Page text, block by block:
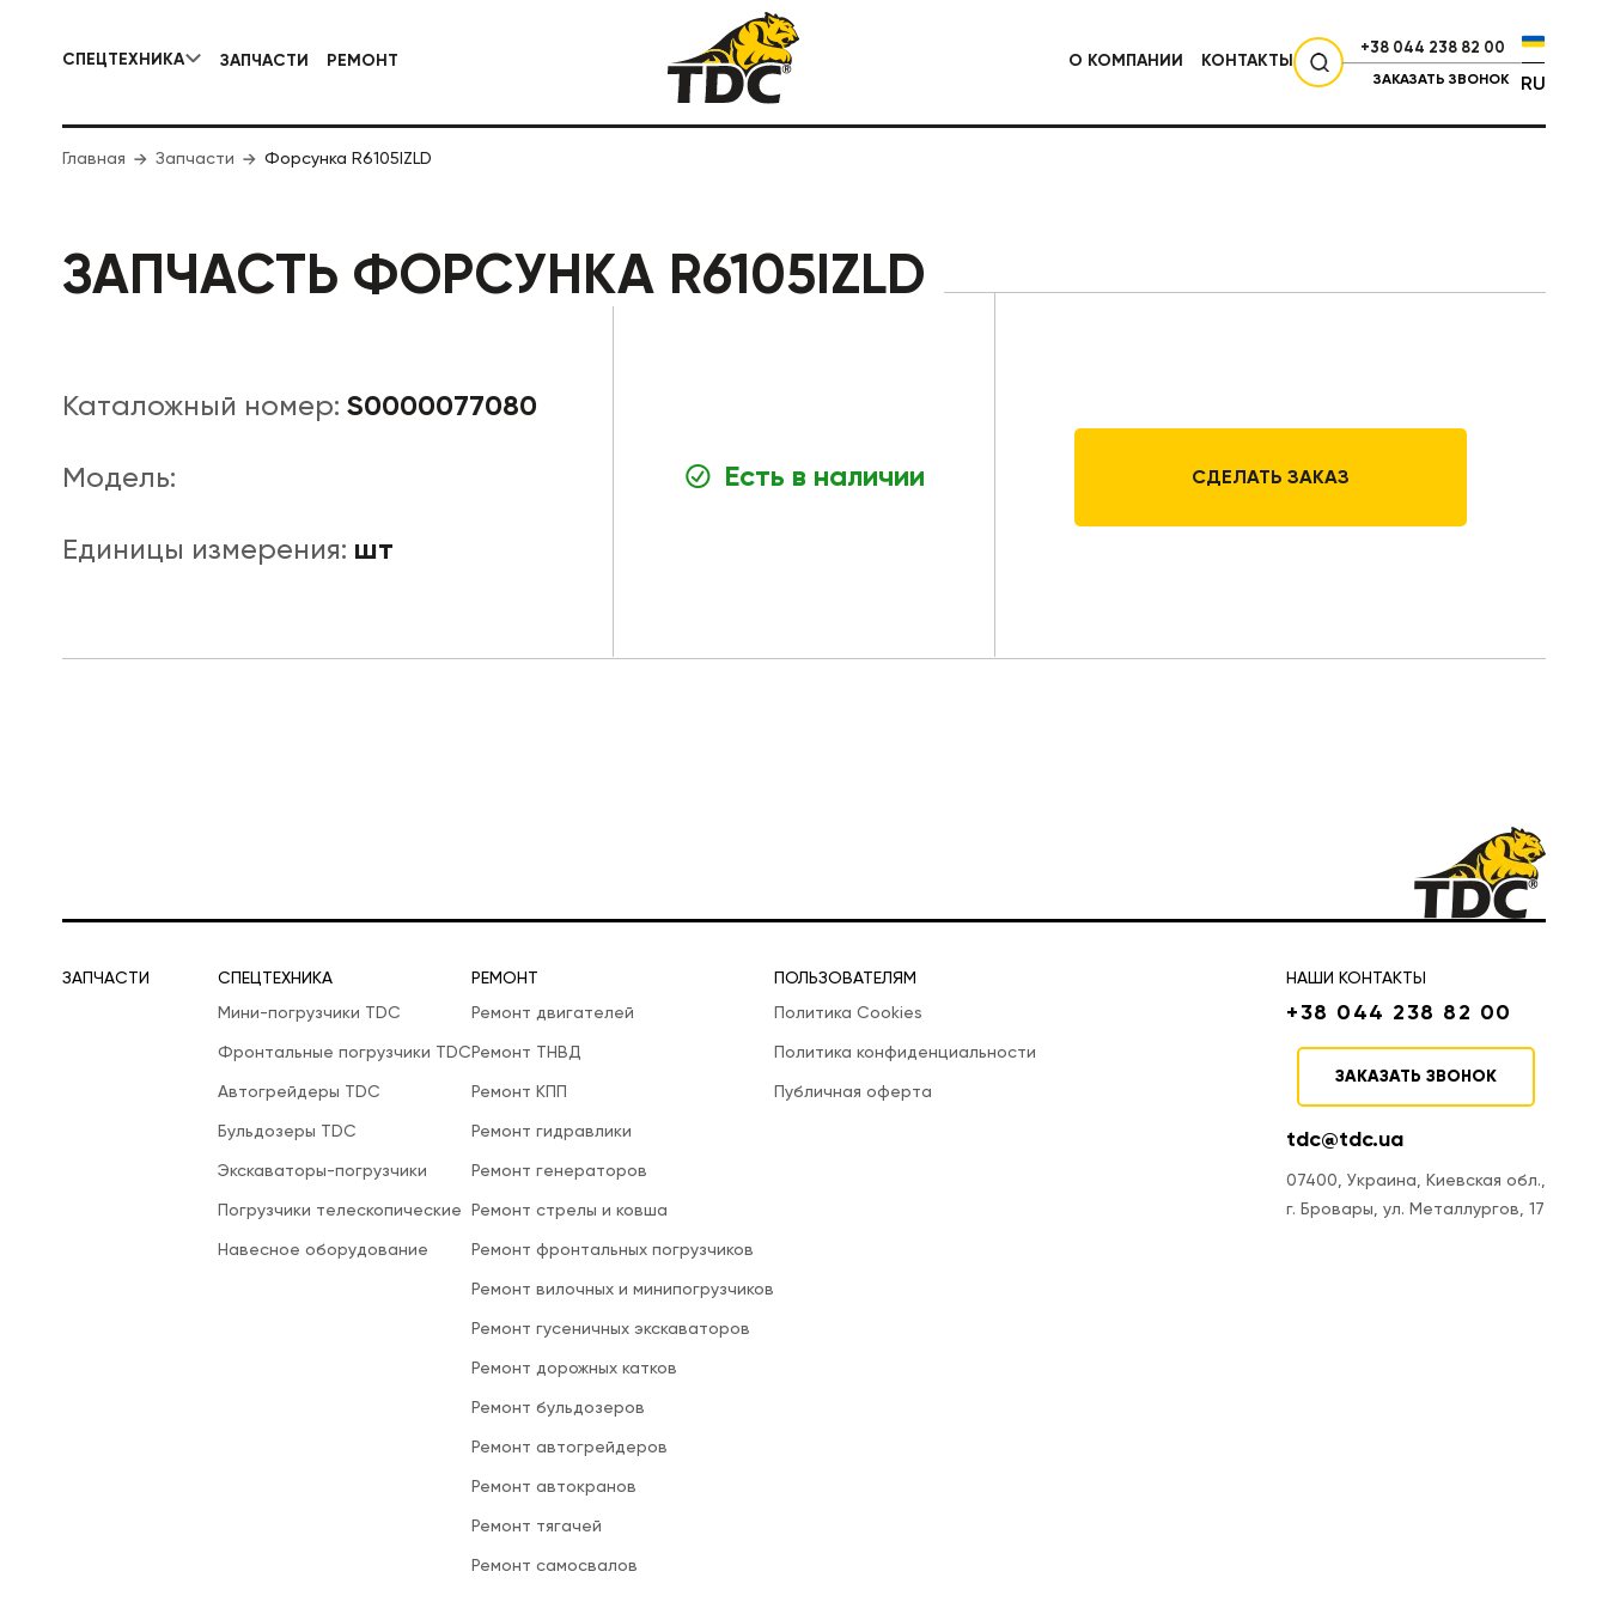
СПЕЦТЕХНИКА
КОММУНАЛЬНАЯ СПЕЦТЕХНИКА
ЗАПЧАСТИ РЕМОНТ О КОМПАНИИ КОНТАКТЫ
+38 044 238 82 00
ЗАКАЗАТЬ ЗВОНОК RU
Главная Запчасти Форсунка R6105IZLD
ЗАПЧАСТЬ ФОРСУНКА R6105IZLD
Каталожный номер: S0000077080
Модель:
Единицы измерения: шт
Есть в наличии СДЕЛАТЬ ЗАКАЗ
ЗАПЧАСТИ
СПЕЦТЕХНИКА
Мини-погрузчики TDC
Фронтальные погрузчики TDC
Автогрейдеры TDC
Бульдозеры TDC
Экскаваторы-погрузчики
Погрузчики телескопические
Навесное оборудование
РЕМОНТ
Ремонт двигателей
Ремонт ТНВД
Ремонт КПП
Ремонт гидравлики
Ремонт генераторов
Ремонт стрелы и ковша
Ремонт фронтальных погрузчиков
Ремонт вилочных и минипогрузчиков
Ремонт гусеничных экскаваторов
Ремонт дорожных катков
Ремонт бульдозеров
Ремонт автогрейдеров
Ремонт автокранов
Ремонт тягачей
Ремонт самосвалов
ПОЛЬЗОВАТЕЛЯМ
Политика Cookies
Политика конфиденциальности
Публичная оферта
НАШИ КОНТАКТЫ
+38 044 238 82 00
ЗАКАЗАТЬ ЗВОНОК
tdc@tdc.ua
07400, Украина, Киевская обл.,
г. Бровары, ул. Металлургов, 17